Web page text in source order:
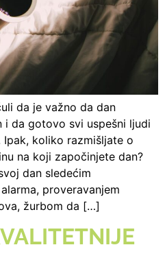
da je važno da dan
i da gotovo svi uspešni ljudi
koliko razmišljate o
na koji započinjete dan?
dan sledećim
proveravanjem
žurbom da […]